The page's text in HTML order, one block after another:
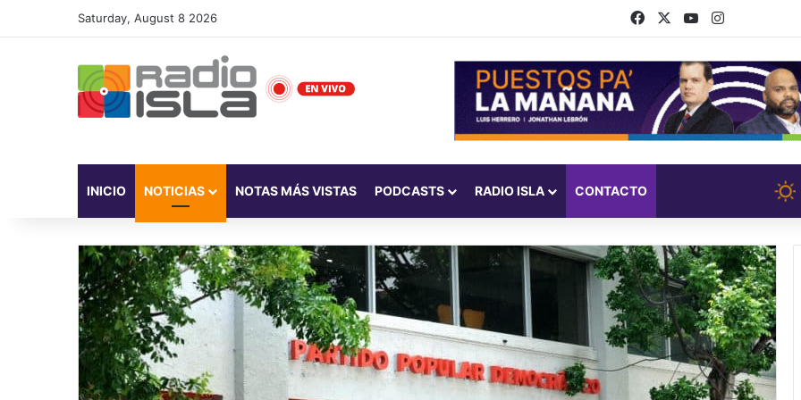
Saturday, August 8 2026 FacebookYouTubeInstagram
INICIO NOTICIAS NOTAS MÁS VISTAS PODCASTS RADIO ISLA CONTACTO